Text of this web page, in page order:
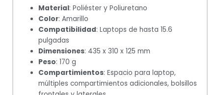
Material: Poliéster y Poliuretano
Color: Amarillo
Compatibilidad: Laptops de hasta 15.6
pulgadas
Dimensiones: 435 x 310 x 125 mm
Peso: 170 g
Compartimientos: Espacio para laptop,
múltiples compartimientos adicionales, bolsillos